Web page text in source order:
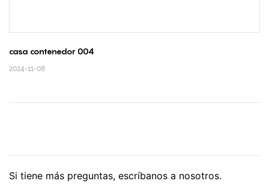
casa contenedor 004
2024-11-08
Si tiene más preguntas, escríbanos a nosotros.